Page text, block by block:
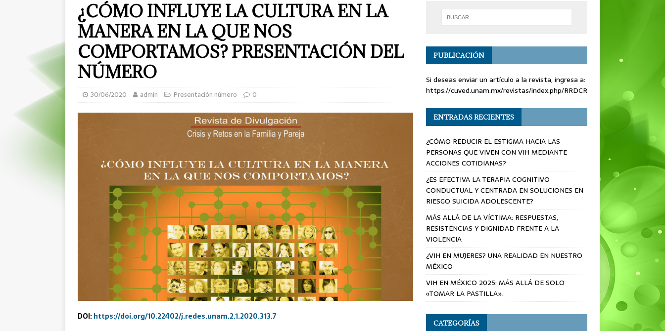
¿CÓMO INFLUYE LA CULTURA EN LA
MANERA EN LA QUE NOS
COMPORTAMOS? PRESENTACIÓN DEL
NÚMERO
30/06/2020 admin Presentación número 0
DOI:https://doi.org/10.22402/j.redes.unam.2.1.2020.313.7
PUBLICACIÓN
Si deseas enviar un artículo a la revista, ingresa a:
https://cuved.unam.mx/revistas/index.php/RRDCR
ENTRADAS RECIENTES
¿CÓMO REDUCIR EL ESTIGMA HACIA LAS
PERSONAS QUE VIVEN CON VIH MEDIANTE
ACCIONES COTIDIANAS?
¿ES EFECTIVA LA TERAPIA COGNITIVO
CONDUCTUAL Y CENTRADA EN SOLUCIONES EN
RIESGO SUICIDA ADOLESCENTE?
MÁS ALLÁ DE LA VÍCTIMA: RESPUESTAS,
RESISTENCIAS Y DIGNIDAD FRENTE A LA
VIOLENCIA
¿VIH EN MUJERES? UNA REALIDAD EN NUESTRO
MÉXICO
VIH EN MÉXICO 2025: MÁS ALLÁ DE SOLO
«TOMAR LA PASTILLA».
CATEGORÍAS